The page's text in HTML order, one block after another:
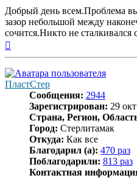
Добрый день всем.Проблема
зазор небольшой между
сочится.Никто не
ПластСтер
Сообщения: 2944
Зарегистрирован: 29
Страна, Регион,
Город: Стерлитамак
Откуда: Как все
Благодарил (а): 470 раз
Поблагодарили: 813 раз
Контактная